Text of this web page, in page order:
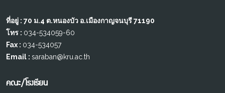
ที่อยู่ : 70 ม.4 ต.หนองบัว อ.เมืองกาญจนบุรี 71190
โทร : 034-534059-60
Fax : 034-534057
Email : saraban@kru.ac.th
คณะ/โรงเรียน